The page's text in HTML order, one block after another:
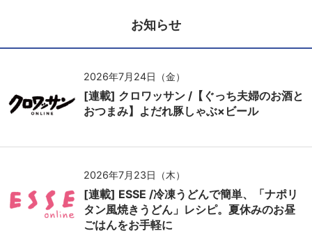
お知らせ
2026年7月24日（金）
[連載] クロワッサン /【ぐっち夫婦のお酒と
おつまみ】よだれ豚しゃぶ×ビール
2026年7月23日（木）
[連載] ESSE /冷凍うどんで簡単、「ナポリ
タン風焼きうどん」レシピ。夏休みのお昼
ごはんをお手軽に